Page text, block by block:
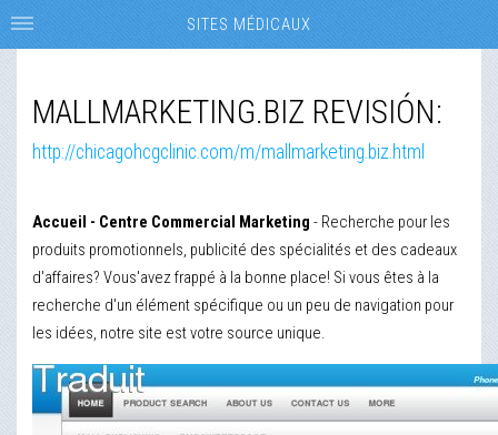
MALLMARKETING.BIZ REVISIÓN:
http://chicagohcgclinic.com/m/mallmarketing.biz.html
Accueil - Centre Commercial Marketing - Recherche pour les
produits promotionnels, publicité des spécialités et des cadeaux
d'affaires? Vous'avez frappé à la bonne place! Si vous êtes à la
recherche d'un élément spécifique ou un peu de navigation pour
les idées, notre site est votre source unique.
SITES MÉDICAUX